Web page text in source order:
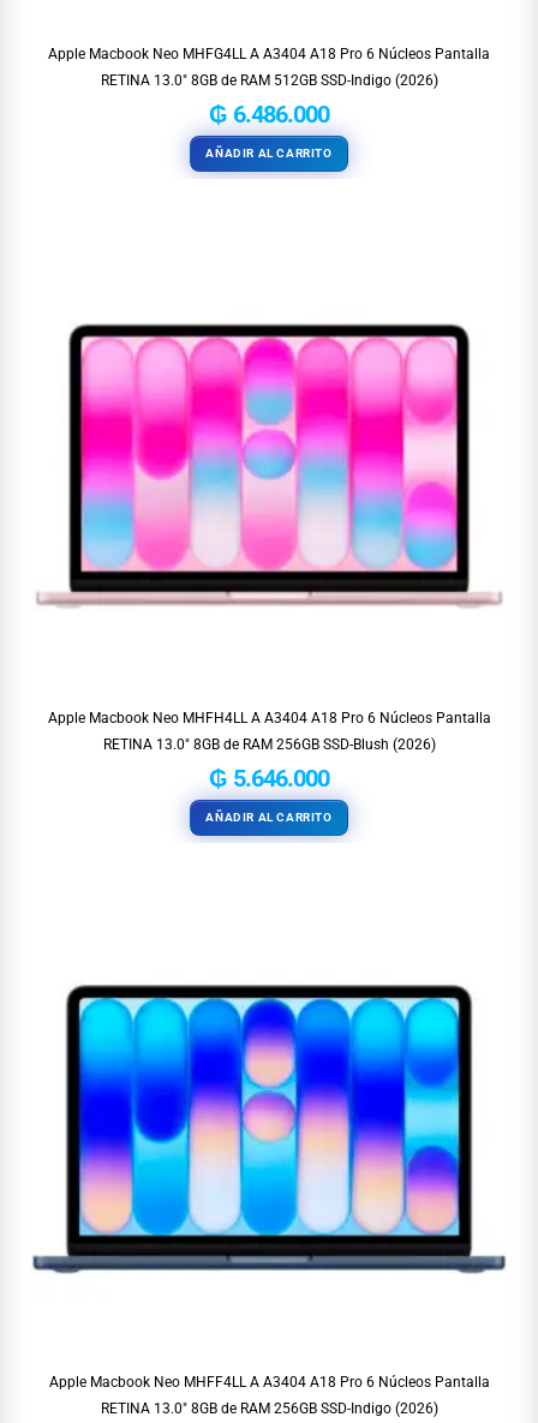
Apple Macbook Neo MHFG4LL A A3404 A18 Pro 6 Núcleos Pantalla
RETINA 13.0″ 8GB de RAM 512GB SSD-Indigo (2026)
₲ 6.486.000
AÑADIR AL CARRITO
Apple Macbook Neo MHFH4LL A A3404 A18 Pro 6 Núcleos Pantalla
RETINA 13.0″ 8GB de RAM 256GB SSD-Blush (2026)
₲ 5.646.000
AÑADIR AL CARRITO
Apple Macbook Neo MHFF4LL A A3404 A18 Pro 6 Núcleos Pantalla
RETINA 13.0″ 8GB de RAM 256GB SSD-Indigo (2026)